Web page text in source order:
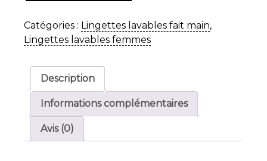
Lingettes
lavables
et
pochette
Catégories : Lingettes lavables fait main,
Lingettes lavables femmes
Description
Informations complémentaires
Avis (0)